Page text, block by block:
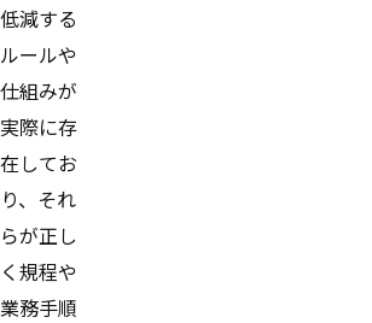
低減する
ルールや
仕組みが
実際に存
在してお
り、それ
らが正し
く規程や
業務手順